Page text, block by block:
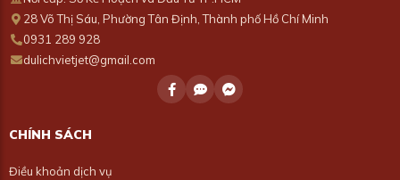
28 Võ Thị Sáu, Phường Tân Định, Thành phố Hồ Chí Minh
0931 289 928
dulichvietjet@gmail.com
CHÍNH SÁCH
Điều khoản dịch vụ